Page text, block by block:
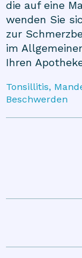
die auf eine
wenden Sie
zur
im
Ihren
Tonsillitis,
Beschwerden